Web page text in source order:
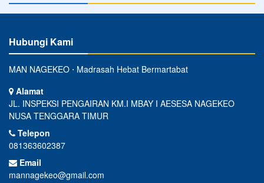
Hubungi Kami
MAN NAGEKEO ⋅ Madrasah Hebat Bermartabat
Alamat
JL. INSPEKSI PENGAIRAN KM.I MBAY I AESESA NAGEKEO
NUSA TENGGARA TIMUR
Telepon
081363602387
Email
mannagekeo@gmail.com